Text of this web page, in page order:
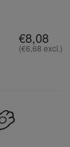
€8,08
(€6,68 excl.)